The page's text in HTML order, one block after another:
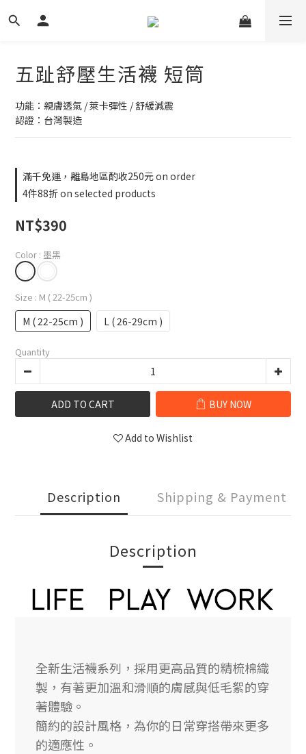
五趾舒壓生活襪 短筒
功能：親膚透氣 / 萊卡彈性 / 舒緩減震
認證：台灣製造
滿千免運，離島地區酌收250元 on order
4件88折 on selected products
NT$390
Color : 墨黑
Size : M ( 22-25cm )
M ( 22-25cm ) L ( 26-29cm )
Quantity
ADD TO CART BUY NOW
Add to Wishlist
Description Shipping & Payment
Description
全新生活襪系列，採用更高品質的精梳棉織
製，有著更加溫和滑順的膚感與低毛絮的穿
著體驗。
簡約的設計風格，為你的日常穿搭帶來更多
的適應性。